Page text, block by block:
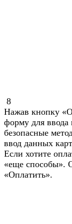
8
Нажав кнопку
форму для
безопасные
ввод данных
Если хотите
«еще способы».
«Оплатить».